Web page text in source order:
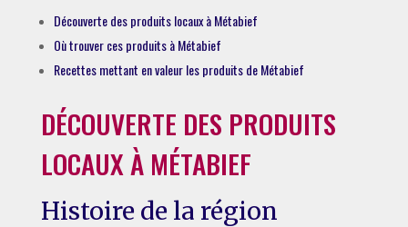
Découverte des produits locaux à Métabief
Où trouver ces produits à Métabief
Recettes mettant en valeur les produits de Métabief
DÉCOUVERTE DES PRODUITS
LOCAUX À MÉTABIEF
Histoire de la région